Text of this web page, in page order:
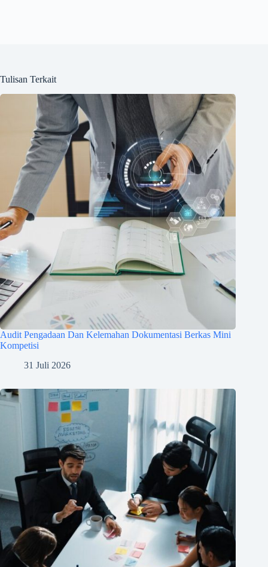
Tulisan Terkait
Audit Pengadaan Dan Kelemahan Dokumentasi Berkas Mini
Kompetisi
31 Juli 2026